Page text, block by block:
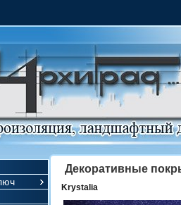
Декоративные
Krystalia